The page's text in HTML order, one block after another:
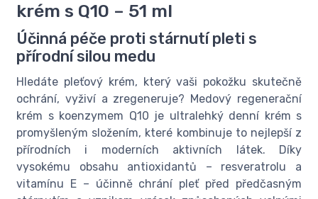
krém s Q10 – 51 ml
Účinná péče proti stárnutí pleti s
přírodní silou medu
Hledáte pleťový krém, který vaši pokožku skutečně
ochrání, vyživí a zregeneruje? Medový regenerační
krém s koenzymem Q10 je ultralehký denní krém s
promyšleným složením, které kombinuje to nejlepší z
přírodních i moderních aktivních látek. Díky
vysokému obsahu antioxidantů – resveratrolu a
vitamínu E – účinně chrání pleť před předčasným